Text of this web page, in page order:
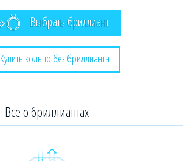
Выбрать бриллиант
Купить кольцо без бриллианта
Все о бриллиантах